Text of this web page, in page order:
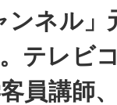
ンネル
テレビ
員講師